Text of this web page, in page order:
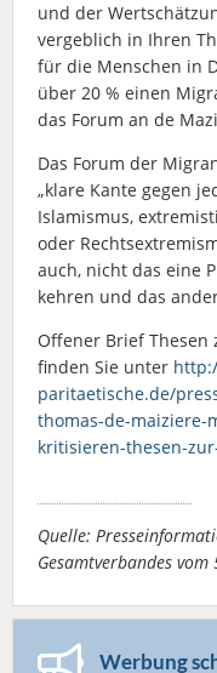
und der
vergeblich in Ihren
für die Menschen in
über 20 % einen
das Forum an de
Das Forum der
„klare Kante gegen
Islamismus,
oder
auch, nicht das eine
kehren und das
Offener Brief
finden Sie unter
paritaetische.de/
thomas-de-maiziere-
kritisieren-thesen-
Quelle:
Gesamtverbandes
Werbung